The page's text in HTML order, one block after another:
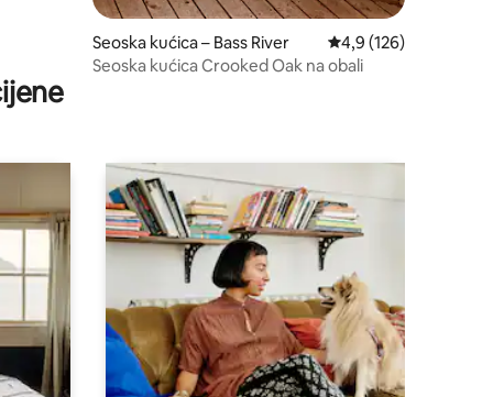
Seoska kućica – Bass River Prosječna ocjena:
4,9 (126)
Seoska kućica Crooked Oak na obali